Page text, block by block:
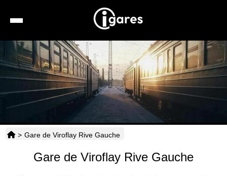
Recherche
Location de voiture
Hôtels
Taxis
Horaires
> Gare de Viroflay Rive Gauche
Gare de Viroflay Rive Gauche